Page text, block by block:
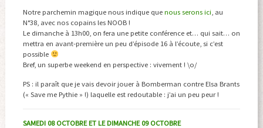
Notre parchemin magique nous indique que nous serons ici, au
N°38, avec nos copains les NOOB !
Le dimanche à 13h00, on fera une petite conférence et… qui sait… on
mettra en avant-première un peu d’épisode 16 à l’écoute, si c’est
possible
Bref, un superbe weekend en perspective : vivement ! \o/
PS : il paraît que je vais devoir jouer à Bomberman contre Elsa Brants
(« Save me Pythie » !) laquelle est redoutable : j’ai un peu peur !
SAMEDI 08 OCTOBRE ET LE DIMANCHE 09 OCTOBRE